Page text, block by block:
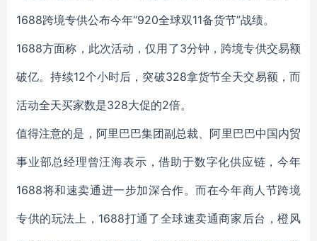
1688跨境专供公布今年“920全球双11备货节”战绩。
1688方面称，此次活动，仅用了3分钟，跨境专供交易额
破亿。持续12个小时后，突破328拿货节全天交易额，而
活动全天买家数是328大促的2倍。
值得注意的是，阿里巴巴集团副总裁、阿里巴巴中国内贸
事业部总经理曾汪海表示，借助于数字化供应链，今年
1688将和速卖通进一步加深合作。而在今年商人节跨境
专供的玩法上，1688打通了全球速卖通商家后台，橙风